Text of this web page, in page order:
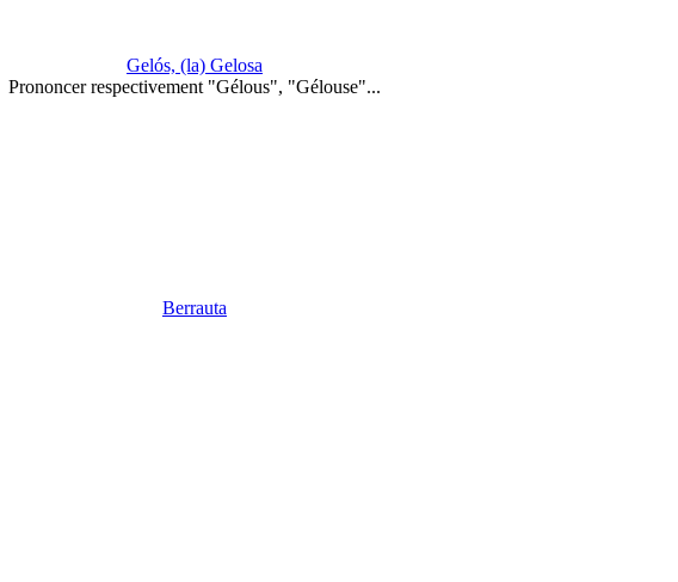
Gelós, (la) Gelosa
Prononcer respectivement "Gélous", "Gélouse"...
Berrauta